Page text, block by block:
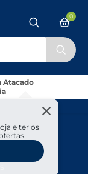
Atacado
e ter os
0